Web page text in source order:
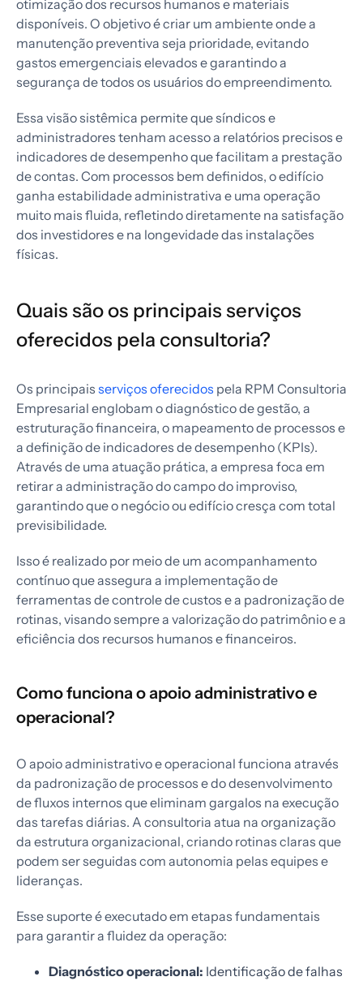
otimização dos recursos humanos e materiais
disponíveis. O objetivo é criar um ambiente onde a
manutenção preventiva seja prioridade, evitando
gastos emergenciais elevados e garantindo a
segurança de todos os usuários do empreendimento.
Essa visão sistêmica permite que síndicos e
administradores tenham acesso a relatórios precisos e
indicadores de desempenho que facilitam a prestação
de contas. Com processos bem definidos, o edifício
ganha estabilidade administrativa e uma operação
muito mais fluida, refletindo diretamente na satisfação
dos investidores e na longevidade das instalações
físicas.
Quais são os principais serviços
oferecidos pela consultoria?
Os principais serviços oferecidos pela RPM Consultoria
Empresarial englobam o diagnóstico de gestão, a
estruturação financeira, o mapeamento de processos e
a definição de indicadores de desempenho (KPIs).
Através de uma atuação prática, a empresa foca em
retirar a administração do campo do improviso,
garantindo que o negócio ou edifício cresça com total
previsibilidade.
Isso é realizado por meio de um acompanhamento
contínuo que assegura a implementação de
ferramentas de controle de custos e a padronização de
rotinas, visando sempre a valorização do patrimônio e a
eficiência dos recursos humanos e financeiros.
Como funciona o apoio administrativo e
operacional?
O apoio administrativo e operacional funciona através
da padronização de processos e do desenvolvimento
de fluxos internos que eliminam gargalos na execução
das tarefas diárias. A consultoria atua na organização
da estrutura organizacional, criando rotinas claras que
podem ser seguidas com autonomia pelas equipes e
lideranças.
Esse suporte é executado em etapas fundamentais
para garantir a fluidez da operação:
Diagnóstico operacional: Identificação de falhas